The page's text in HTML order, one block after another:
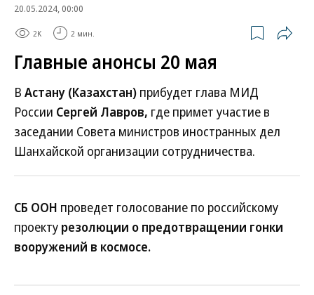
20.05.2024, 00:00
2K 2 мин.
Главные анонсы 20 мая
В Астану (Казахстан) прибудет глава МИД
России Сергей Лавров, где примет участие в
заседании Совета министров иностранных дел
Шанхайской организации сотрудничества.
СБ ООН проведет голосование по российскому
проекту резолюции о предотвращении гонки
вооружений в космосе.